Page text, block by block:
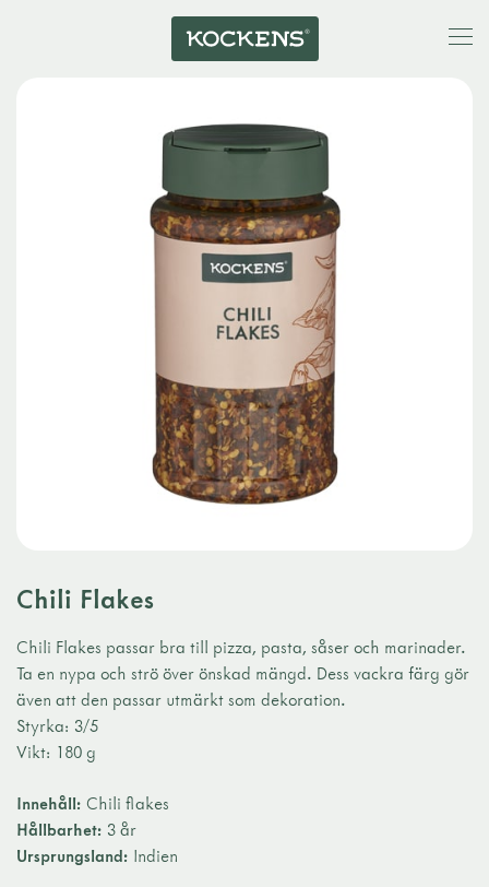
Chili Flakes
Chili Flakes passar bra till pizza, pasta, såser och marinader.
Ta en nypa och strö över önskad mängd. Dess vackra färg gör
även att den passar utmärkt som dekoration.
Styrka: 3/5
Vikt: 180 g
Innehåll: Chili flakes
Hållbarhet: 3 år
Ursprungsland: Indien